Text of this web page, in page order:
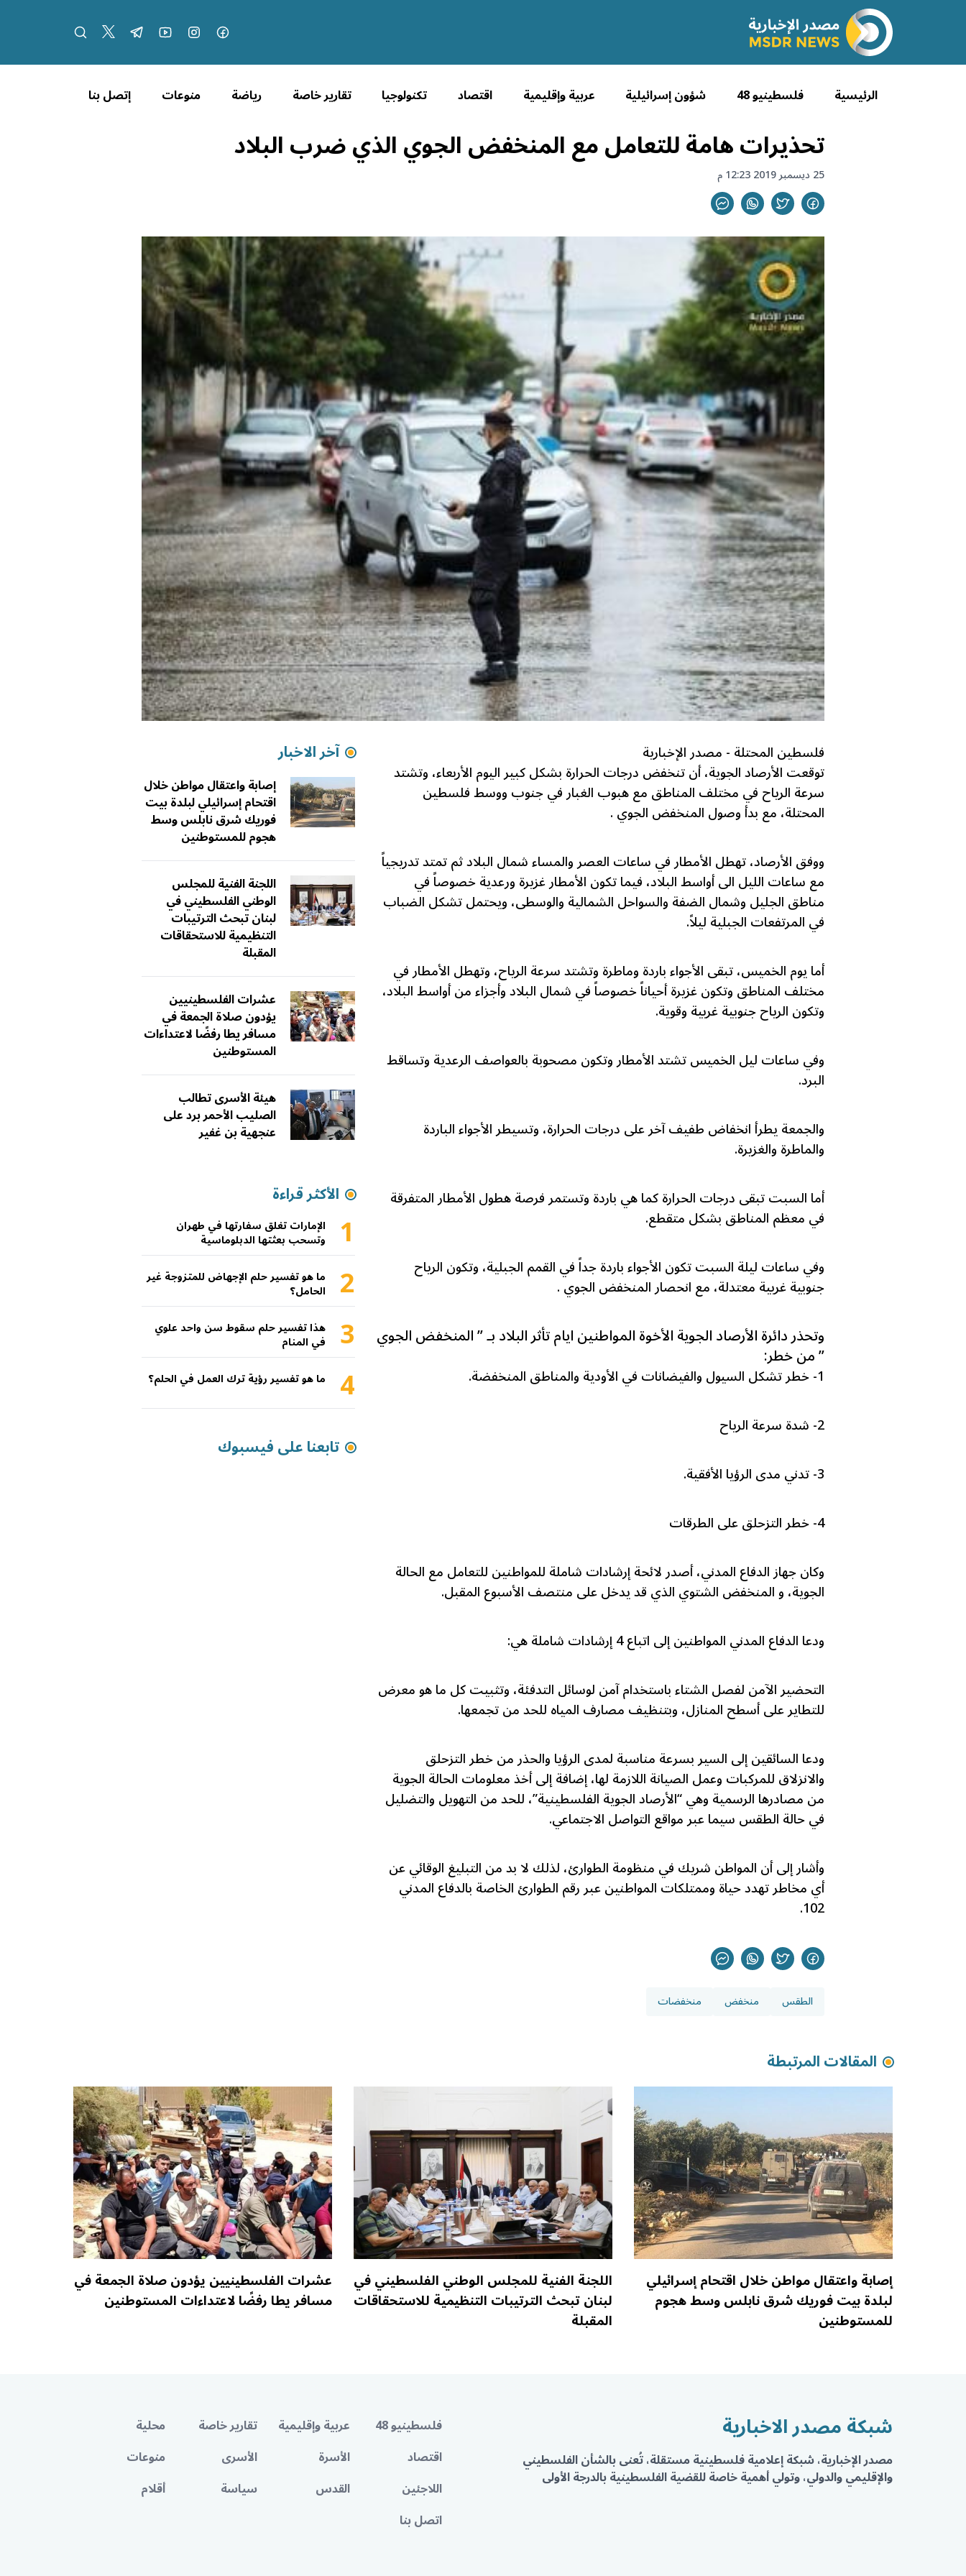
الرئيسية فلسطينيو 48 شؤون إسرائيلية عربية وإقليمية اقتصاد تكنولوجيا تقارير خاصة رياضة منوعات إتصل بنا
تحذيرات هامة للتعامل مع المنخفض الجوي الذي ضرب البلاد
25 ديسمبر 2019 12:23 م
فلسطين المحتلة-مصدر الإخبارية
توقعت الأرصاد الجوية، أن تنخفض درجات الحرارة بشكل كبير اليوم الأربعاء، وتشتد
سرعة الرياح في مختلف المناطق مع هبوب الغبار في جنوب ووسط فلسطين
المحتلة، مع بدأ وصول المنخفض الجوي .
ووفق الأرصاد، تهطل الأمطار في ساعات العصر والمساء شمال البلاد ثم تمتد تدريجياً
مع ساعات الليل الى أواسط البلاد، فيما تكون الأمطار غزيرة ورعدية خصوصاً في
مناطق الجليل وشمال الضفة والسواحل الشمالية والوسطى، ويحتمل تشكل الضباب
في المرتفعات الجبلية ليلاً.
أما يوم الخميس، تبقى الأجواء باردة وماطرة وتشتد سرعة الرياح، وتهطل الأمطار في
مختلف المناطق وتكون غزيرة أحياناً خصوصاً في شمال البلاد وأجزاء من أواسط البلاد،
وتكون الرياح جنوبية غربية وقوية.
وفي ساعات ليل الخميس تشتد الأمطار وتكون مصحوبة بالعواصف الرعدية وتساقط
البرد.
والجمعة يطرأ انخفاض طفيف آخر على درجات الحرارة، وتسيطر الأجواء الباردة
والماطرة والغزيرة.
أما السبت تبقى درجات الحرارة كما هي باردة وتستمر فرصة هطول الأمطار المتفرقة
في معظم المناطق بشكل متقطع.
وفي ساعات ليلة السبت تكون الأجواء باردة جداً في القمم الجبلية، وتكون الرياح
جنوبية غربية معتدلة، مع انحصار المنخفض الجوي .
وتحذر دائرة الأرصاد الجوية الأخوة المواطنين ايام تأثر البلاد بـ ” المنخفض الجوي
” من خطر:
1- خطر تشكل السيول والفيضانات في الأودية والمناطق المنخفضة.
2- شدة سرعة الرياح
3- تدني مدى الرؤيا الأفقية.
4- خطر التزحلق على الطرقات
وكان جهاز الدفاع المدني، أصدر لائحة إرشادات شاملة للمواطنين للتعامل مع الحالة
الجوية، و المنخفض الشتوي الذي قد يدخل على منتصف الأسبوع المقبل.
ودعا الدفاع المدني المواطنين إلى اتباع 4 إرشادات شاملة هي:
التحضير الآمن لفصل الشتاء باستخدام آمن لوسائل التدفئة، وتثبيت كل ما هو معرض
للتطاير على أسطح المنازل، وبتنظيف مصارف المياه للحد من تجمعها.
ودعا السائقين إلى السير بسرعة مناسبة لمدى الرؤيا والحذر من خطر التزحلق
والانزلاق للمركبات وعمل الصيانة اللازمة لها، إضافة إلى أخذ معلومات الحالة الجوية
من مصادرها الرسمية وهي “الأرصاد الجوية الفلسطينية”، للحد من التهويل والتضليل
في حالة الطقس سيما عبر مواقع التواصل الاجتماعي.
وأشار إلى أن المواطن شريك في منظومة الطوارئ، لذلك لا بد من التبليغ الوقائي عن
أي مخاطر تهدد حياة وممتلكات المواطنين عبر رقم الطوارئ الخاصة بالدفاع المدني
102.
الطقس منخفض منخفضات
آخر الاخبار
إصابة واعتقال مواطن خلال
اقتحام إسرائيلي لبلدة بيت
فوريك شرق نابلس وسط
هجوم للمستوطنين
اللجنة الفنية للمجلس
الوطني الفلسطيني في
لبنان تبحث الترتيبات
التنظيمية للاستحقاقات
المقبلة
عشرات الفلسطينيين
يؤدون صلاة الجمعة في
مسافر يطا رفضًا لاعتداءات
المستوطنين
هيئة الأسرى تطالب
الصليب الأحمر برد على
عنجهية بن غفير
الأكثر قراءة
1 الإمارات تغلق سفارتها في طهران
وتسحب بعثتها الدبلوماسية
2 ما هو تفسير حلم الإجهاض للمتزوجة غير
الحامل؟
3 هذا تفسير حلم سقوط سن واحد علوي
في المنام
4 ما هو تفسير رؤية ترك العمل في الحلم؟
تابعنا على فيسبوك
المقالات المرتبطة
إصابة واعتقال مواطن خلال اقتحام إسرائيلي
لبلدة بيت فوريك شرق نابلس وسط هجوم
للمستوطنين
اللجنة الفنية للمجلس الوطني الفلسطيني في
لبنان تبحث الترتيبات التنظيمية للاستحقاقات
المقبلة
عشرات الفلسطينيين يؤدون صلاة الجمعة في
مسافر يطا رفضًا لاعتداءات المستوطنين
شبكة مصدر الاخبارية
مصدر الإخبارية، شبكة إعلامية فلسطينية مستقلة، تُعنى بالشأن الفلسطيني
والإقليمي والدولي، وتولي أهمية خاصة للقضية الفلسطينية بالدرجة الأولى
فلسطينيو 48 عربية وإقليمية تقارير خاصة
محلية
اقتصاد
الأسرة الأسرى
منوعات
اللاجئين
القدس سياسة
أقلام
اتصل بنا